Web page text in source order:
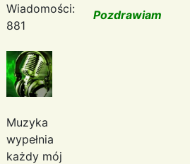
Wiadomości:
881
Muzyka
wypełnia
każdy mój
Pozdrawiam